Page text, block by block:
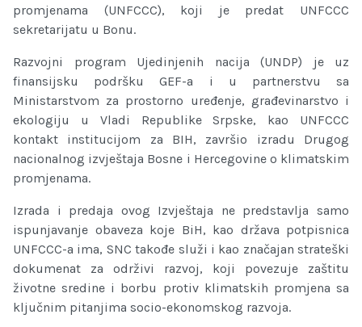
promjenama (UNFCCC), koji je predat UNFCCC
sekretarijatu u Bonu.
Razvojni program Ujedinjenih nacija (UNDP) je uz
finansijsku podršku GEF-a i u partnerstvu sa
Ministarstvom za prostorno uređenje, građevinarstvo i
ekologiju u Vladi Republike Srpske, kao UNFCCC
kontakt institucijom za BIH, završio izradu Drugog
nacionalnog izvještaja Bosne i Hercegovine o klimatskim
promjenama.
Izrada i predaja ovog Izvještaja ne predstavlja samo
ispunjavanje obaveza koje BiH, kao država potpisnica
UNFCCC-a ima, SNC takođe služi i kao značajan strateški
dokumenat za održivi razvoj, koji povezuje zaštitu
životne sredine i borbu protiv klimatskih promjena sa
ključnim pitanjima socio-ekonomskog razvoja.